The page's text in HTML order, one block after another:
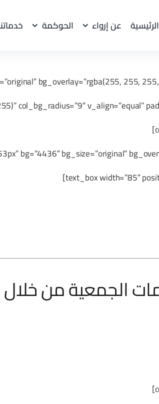
الرئيسية عن إرواء الحوكمة
الجمعية من خلال